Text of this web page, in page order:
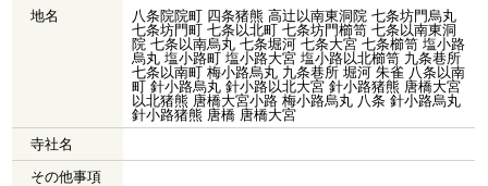
地名
八条院院町 四条猪熊 高辻以南東洞院 七条坊門烏丸
七条坊門町 七条以北町 七条坊門櫛笥 七条以南東洞
院 七条以南烏丸 七条堀河 七条大宮 七条櫛笥 塩小路
烏丸 塩小路町 塩小路大宮 塩小路以北櫛笥 九条巷所
七条以南町 梅小路烏丸 九条巷所 堀河 朱雀 八条以南
町 針小路烏丸 針小路以北大宮 針小路猪熊 唐橋大宮
以北猪熊 唐橋大宮小路 梅小路烏丸 八条 針小路烏丸
針小路猪熊 唐橋 唐橋大宮
寺社名
その他事項